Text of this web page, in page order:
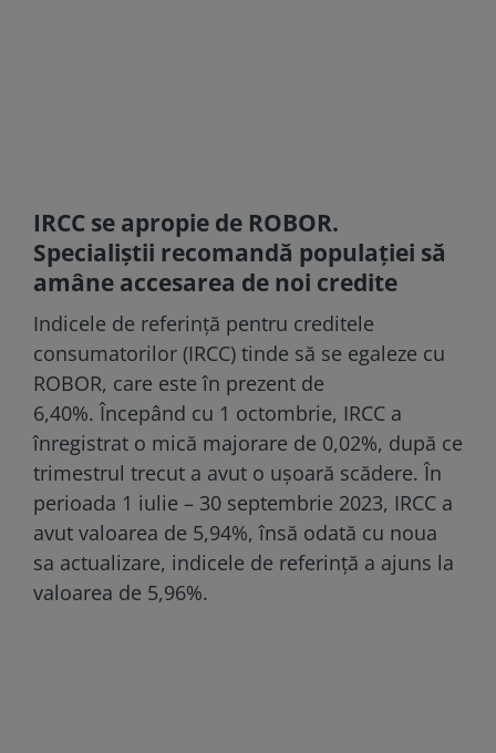
IRCC se apropie de ROBOR.
Specialiștii recomandă populației să
amâne accesarea de noi credite
Indicele de referinţă pentru creditele
consumatorilor (IRCC) tinde să se egaleze cu
ROBOR, care este în prezent de
6,40%. Începând cu 1 octombrie, IRCC a
înregistrat o mică majorare de 0,02%, după ce
trimestrul trecut a avut o uşoară scădere. În
perioada 1 iulie – 30 septembrie 2023, IRCC a
avut valoarea de 5,94%, însă odată cu noua
sa actualizare, indicele de referinţă a ajuns la
valoarea de 5,96%.